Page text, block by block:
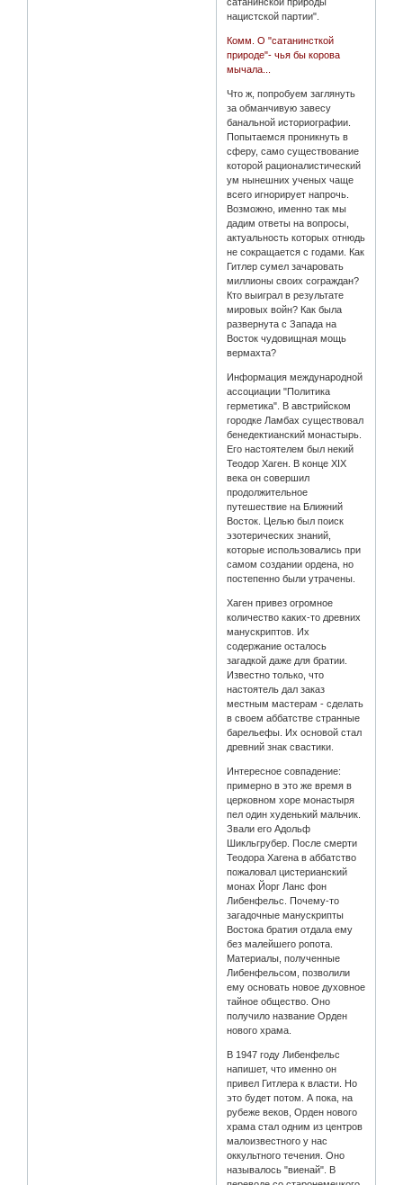
нацистской партии".
Комм. О "сатанинсткой
природе"- чья бы корова
мычала...
Что ж, попробуем заглянуть
за обманчивую завесу
банальной историографии.
Попытаемся проникнуть в
сферу, само существование
которой рационалистический
ум нынешних ученых чаще
всего игнорирует напрочь.
Возможно, именно так мы
дадим ответы на вопросы,
актуальность которых отнюдь
не сокращается с годами. Как
Гитлер сумел зачаровать
миллионы своих сограждан?
Кто выиграл в результате
мировых войн? Как была
развернута с Запада на
Восток чудовищная мощь
вермахта?
Информация международной
ассоциации "Политика
герметика". В австрийском
городке Ламбах существовал
бенедектианский монастырь.
Его настоятелем был некий
Теодор Хаген. В конце ХIХ
века он совершил
продолжительное
путешествие на Ближний
Восток. Целью был поиск
эзотерических знаний,
которые использовались при
самом создании ордена, но
постепенно были утрачены.
Хаген привез огромное
количество каких-то древних
манускриптов. Их
содержание осталось
загадкой даже для братии.
Известно только, что
настоятель дал заказ
местным мастерам - сделать
в своем аббатстве странные
барельефы. Их основой стал
древний знак свастики.
Интересное совпадение:
примерно в это же время в
церковном хоре монастыря
пел один худенький мальчик.
Звали его Адольф
Шикльгрубер. После смерти
Теодора Хагена в аббатство
пожаловал цистерианский
монах Йорг Ланс фон
Либенфельс. Почему-то
загадочные манускрипты
Востока братия отдала ему
без малейшего ропота.
Материалы, полученные
Либенфельсом, позволили
ему основать новое духовное
тайное общество. Оно
получило название Орден
нового храма.
В 1947 году Либенфельс
напишет, что именно он
привел Гитлера к власти. Но
это будет потом. А пока, на
рубеже веков, Орден нового
храма стал одним из центров
малоизвестного у нас
оккультного течения. Оно
называлось "виенай". В